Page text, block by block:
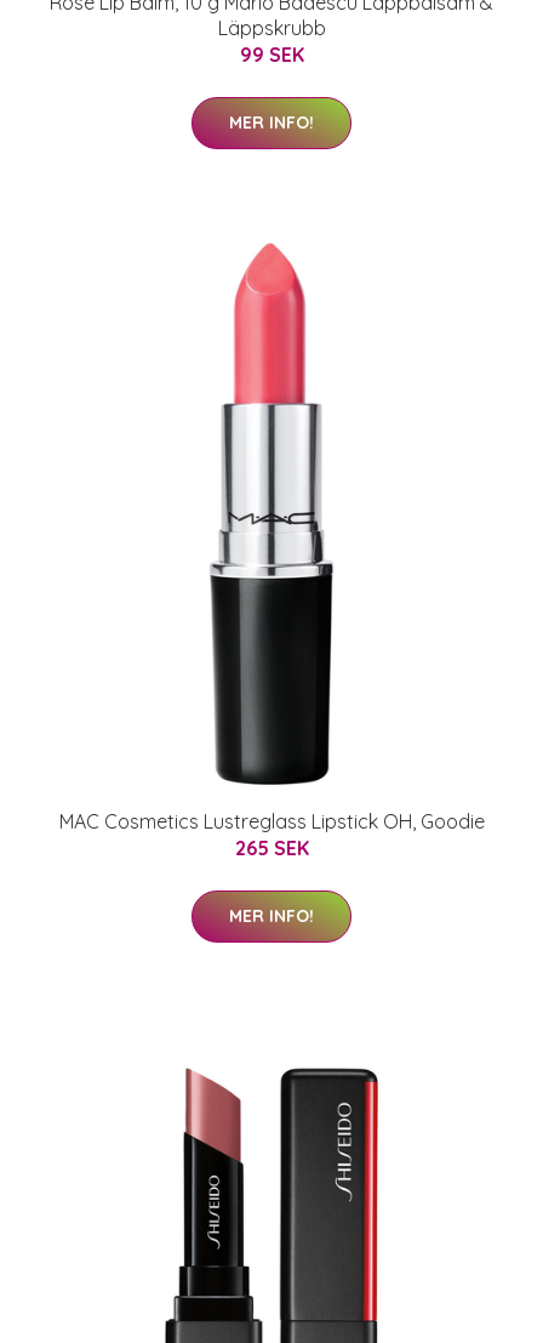
Läppskrubb
99 SEK
MER INFO!
MAC Cosmetics Lustreglass Lipstick OH, Goodie
265 SEK
MER INFO!